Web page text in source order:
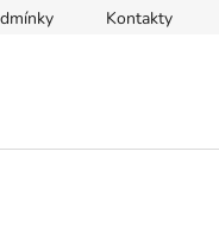
Kontakty